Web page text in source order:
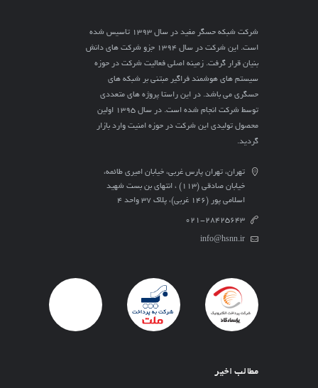
شرکت شبکه حسگر مفید در سال ۱۳۹۳ تاسیس شده
است. این شرکت در سال ۱۳۹۴ جزو شرکت های دانش
بنیان قرار گرفت. زمینه اصلی فعالیت شرکت در حوزه
سیستم های هوشمند فراگیر مبتنی بر شبکه های
حسگری می باشد. در این راستا پروژه های متعددی
توسط شرکت انجام شده است. در سال ۱۳۹۵ اولین
محصول تولیدی این شرکت در حوزه امنیت وارد بازار
گردید.
تهران، تهران پارس غربی، خیابان امیری طائمه،
خیابان صادقی (113) ، انتهای بن بست شهید
اسلامی پور (146 غربی)، پلاک ۳۷ واحد ۴
021-28425643
info@hsnn.ir
مطالب اخیر